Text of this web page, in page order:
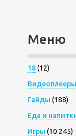
Меню
18(12)
Гайды (188)
Еда и
Игры (10 245)